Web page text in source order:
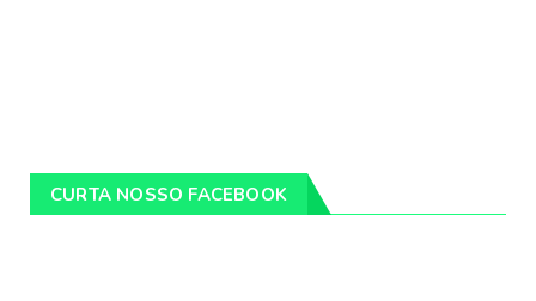
CURTA NOSSO FACEBOOK